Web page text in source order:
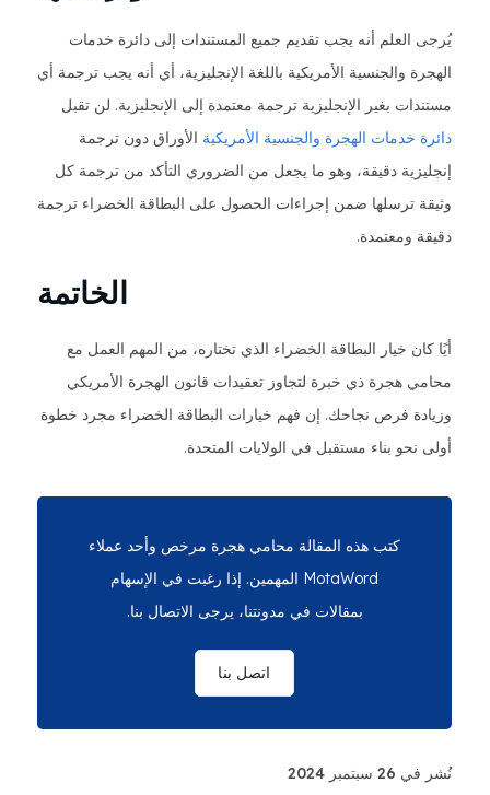
يُرجى العلم أنه يجب تقديم جميع المستندات إلى دائرة خدمات
الهجرة والجنسية الأمريكية باللغة الإنجليزية، أي أنه يجب ترجمة أي
مستندات بغير الإنجليزية ترجمة معتمدة إلى الإنجليزية. لن تقبل
دائرة خدمات الهجرة والجنسية الأمريكية الأوراق دون ترجمة
إنجليزية دقيقة، وهو ما يجعل من الضروري التأكد من ترجمة كل
وثيقة ترسلها ضمن إجراءات الحصول على البطاقة الخضراء ترجمة
دقيقة ومعتمدة.
الخاتمة
أيًا كان خيار البطاقة الخضراء الذي تختاره، من المهم العمل مع
محامي هجرة ذي خبرة لتجاوز تعقيدات قانون الهجرة الأمريكي
وزيادة فرص نجاحك. إن فهم خيارات البطاقة الخضراء مجرد خطوة
أولى نحو بناء مستقبل في الولايات المتحدة.
كتب هذه المقالة محامي هجرة مرخص وأحد عملاء
MotaWord المهمين. إذا رغبت في الإسهام
بمقالات في مدونتنا، يرجى الاتصال بنا.
اتصل بنا
نُشر في 26 سبتمبر 2024